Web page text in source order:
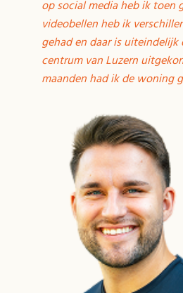
op social media heb ik toen
videobellen heb ik
gehad en daar is
centrum van Luzern
maanden had ik de woning